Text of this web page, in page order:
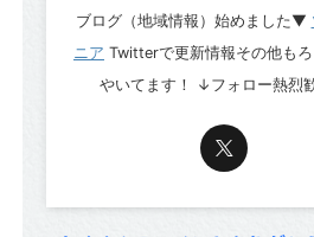
ブログ（地域情報）始めました▼
ニア Twitterで更新情報その他も
やいてます！ ↓フォロー熱烈